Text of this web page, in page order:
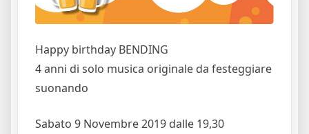
Happy birthday BENDING
4 anni di solo musica originale da festeggiare
suonando
Sabato 9 Novembre 2019 dalle 19,30